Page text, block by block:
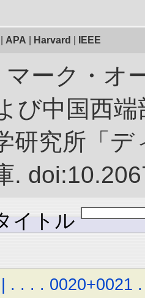
APA Harvard IEEE
マーク・オ
び中国西
研究所「
.
イトル
| . . . . 0020+0021 .